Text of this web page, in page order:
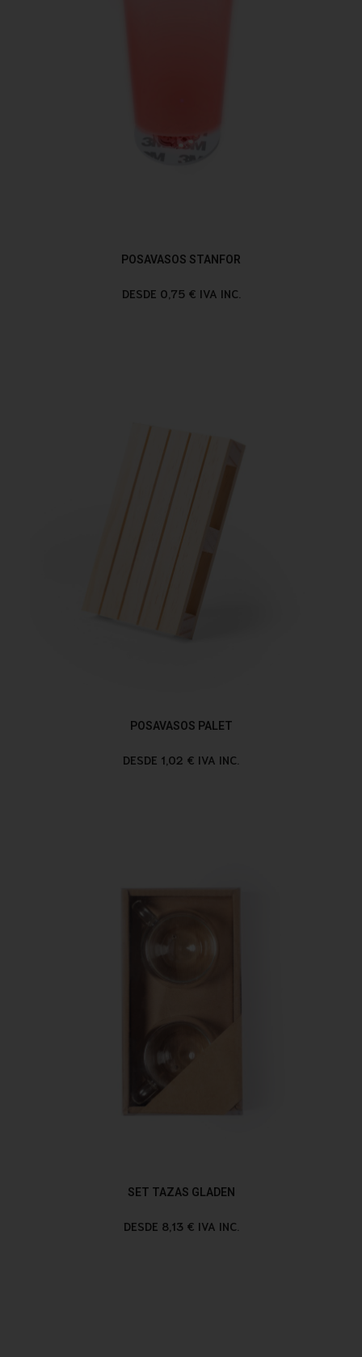
POSAVASOS STANFOR
DESDE 0,75 € IVA INC.
POSAVASOS PALET
DESDE 1,02 € IVA INC.
SET TAZAS GLADEN
DESDE 8,13 € IVA INC.